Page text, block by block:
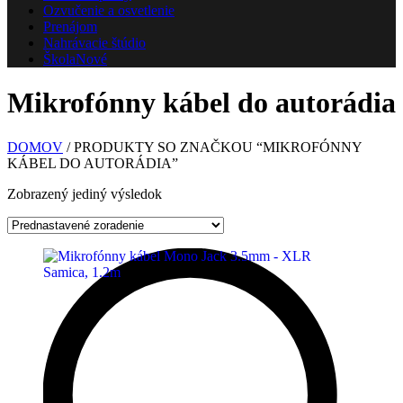
Ozvučenie a osvetlenie
Prenájom
Nahrávacie štúdio
ŠkolaNové
Mikrofónny kábel do autorádia
DOMOV / PRODUKTY SO ZNAČKOU “MIKROFÓNNY
KÁBEL DO AUTORÁDIA”
Zobrazený jediný výsledok